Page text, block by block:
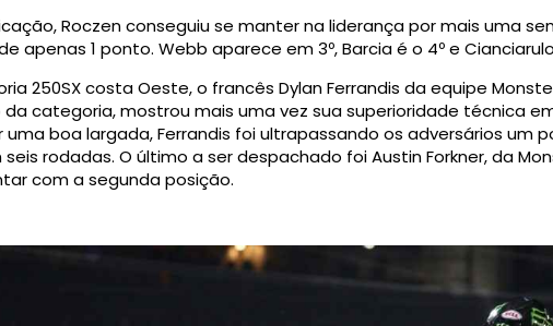
Roczen conseguiu se manter na liderança por mais uma
apenas 1 ponto. Webb aparece em 3º, Barcia é o 4º e
250SX costa Oeste, o francês Dylan Ferrandis da equipe
categoria, mostrou mais uma vez sua superioridade técnica
uma boa largada, Ferrandis foi ultrapassando os adversários um
rodadas. O último a ser despachado foi Austin Forkner, da
com a segunda posição.